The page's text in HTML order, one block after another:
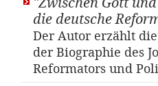
"Zwischen Gott
die deutsche
Der Autor erzählt
der Biographie des
Reformators und